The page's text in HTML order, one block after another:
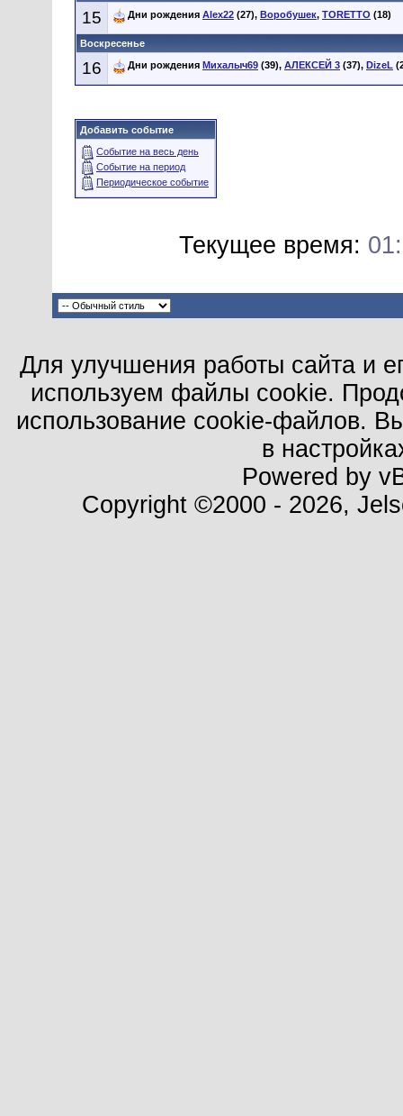
15 Дни рождения Alex22 (27), Воробушек, TORETTO (18)
Воскресенье
16 Дни рождения Михалыч69 (39), АЛЕКСЕЙ 3 (37), DizeL
Добавить событие
Событие на весь день
Событие на период
Периодическое событие
Текущее время:
Для улучшения работы сайта и
используем файлы cookie.
использование cookie-файлов.
в
Powered by
Copyright ©2000 - 2026,